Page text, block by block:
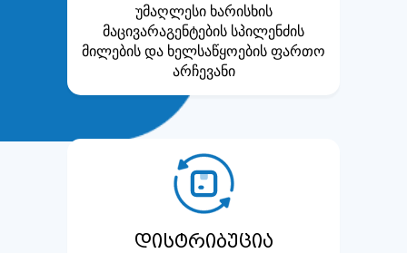
უმაღლესი ხარისხის
მაცივარაგენტების სპილენძის
მილების და ხელსაწყოების ფართო
არჩევანი
დისტრიბუცია